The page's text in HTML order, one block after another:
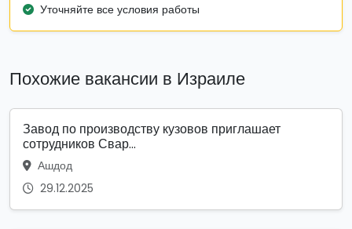
Уточняйте все условия работы
Похожие вакансии в Израиле
Завод по производству кузовов приглашает
сотрудников Свар...
Ашдод
29.12.2025